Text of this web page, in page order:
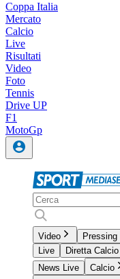
Coppa Italia
Mercato
Calcio
Live
Risultati
Video
Foto
Tennis
Drive UP
F1
MotoGp
Video Pressing
Live
Diretta Calcio
News Live
Calcio